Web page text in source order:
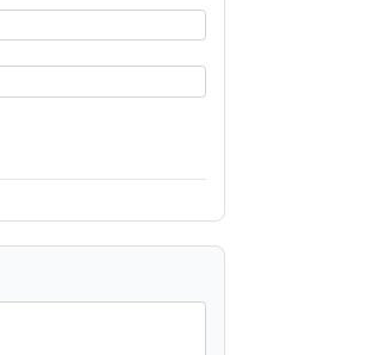
sắc trang nhã không
không khí, bảo vệ
trang bị bánh xe chắc
bạn muốn một cách